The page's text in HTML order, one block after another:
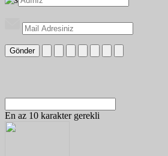
Gönder
En az 10 karakter gerekli